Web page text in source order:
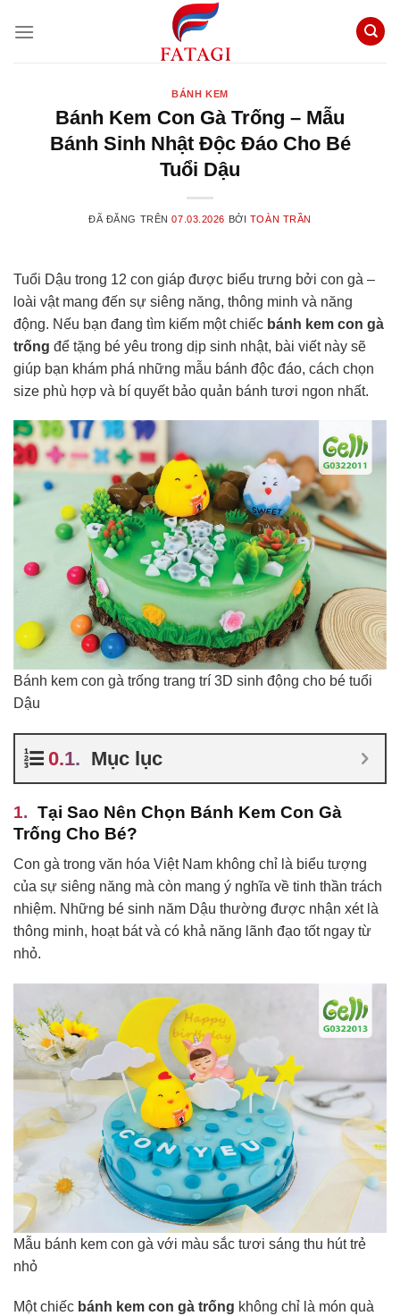
đến
BÁNH KEM
Bánh Kem Con Gà Trống – Mẫu
Bánh Sinh Nhật Độc Đáo Cho Bé
Tuổi Dậu
ĐÃ ĐĂNG TRÊN07.03.2026 BỞI TOÀN TRẦN
Tuổi Dậu trong 12 con giáp được biểu trưng bởi con gà –
loài vật mang đến sự siêng năng, thông minh và năng
động. Nếu bạn đang tìm kiếm một chiếc bánh kem con gà
trống để tặng bé yêu trong dịp sinh nhật, bài viết này sẽ
giúp bạn khám phá những mẫu bánh độc đáo, cách chọn
size phù hợp và bí quyết bảo quản bánh tươi ngon nhất.
Bánh kem con gà trống trang trí 3D sinh động cho bé tuổi
Dậu
Mục lục
Tại Sao Nên Chọn Bánh Kem Con Gà
Trống Cho Bé?
Con gà trong văn hóa Việt Nam không chỉ là biểu tượng
của sự siêng năng mà còn mang ý nghĩa về tinh thần trách
nhiệm. Những bé sinh năm Dậu thường được nhận xét là
thông minh, hoạt bát và có khả năng lãnh đạo tốt ngay từ
nhỏ.
Mẫu bánh kem con gà với màu sắc tươi sáng thu hút trẻ
nhỏ
Một chiếc bánh kem con gà trống không chỉ là món quà